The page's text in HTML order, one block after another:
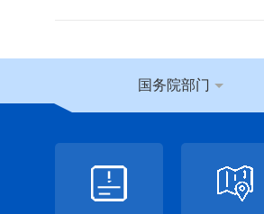
国务院部门